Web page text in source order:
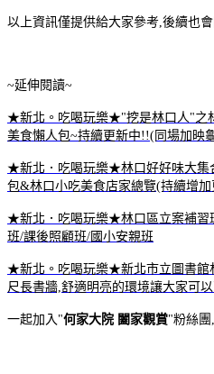
以上資訊僅提供給大家參考,後續也會
~延伸閱讀~
★新北。吃喝玩樂★"挖是林口人"之
美食懶人包~持續更新中!!(同場加映
★新北．吃喝玩樂★林口好好味大集
包&林口小吃美食店家總覽(持續增加
★新北．吃喝玩樂★林口區立案補習
班/課後照顧班/國小安親班
★新北。吃喝玩樂★新北市立圖書館
尺長書牆,舒適明亮的環境讓大家可
一起加入"何家大院 闔家觀賞"粉絲